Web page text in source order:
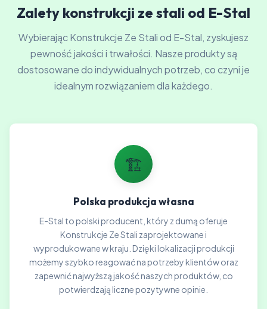
Zalety konstrukcji ze stali od E-Stal
Wybierając Konstrukcje Ze Stali od E-Stal, zyskujesz
pewność jakości i trwałości. Nasze produkty są
dostosowane do indywidualnych potrzeb, co czyni je
idealnym rozwiązaniem dla każdego.
🏗️
Polska produkcja własna
E-Stal to polski producent, który z dumą oferuje
Konstrukcje Ze Stali zaprojektowane i
wyprodukowane w kraju. Dzięki lokalizacji produkcji
możemy szybko reagować na potrzeby klientów oraz
zapewnić najwyższą jakość naszych produktów, co
potwierdzają liczne pozytywne opinie.